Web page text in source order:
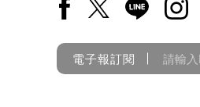
Facebook(另開新視
X(另開新視窗)
LINE(另開
電子報訂閱